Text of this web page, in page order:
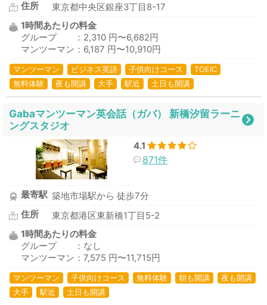
住所
東京都中央区銀座3丁目8-17
1時間あたりの料金
グループ ：2,310 円〜6,682円
マンツーマン：6,187 円〜10,910円
マンツーマン ビジネス英語 子供向けコース
TOEIC
無料体験
夜も開講 大手 駅近 土日も開講
Gabaマンツーマン英会話（ガバ） 新橋汐留ラーニ
ングスタジオ
4.1
871件
最寄駅 築地市場駅から 徒歩7分
住所
東京都港区東新橋1丁目5-2
1時間あたりの料金
グループ ：なし
マンツーマン：7,575 円〜11,715円
マンツーマン 子供向けコース 無料体験 朝も開講
夜も開講
大手
駅近 土日も開講